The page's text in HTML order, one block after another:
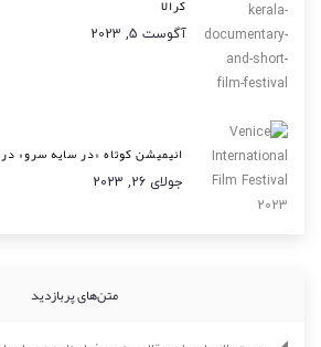
کرالا
آگوست 5, 2023
انیمیشن کوتاه «در سایه سرو» در
جولای 26, 2023
متن‌های پربازدید